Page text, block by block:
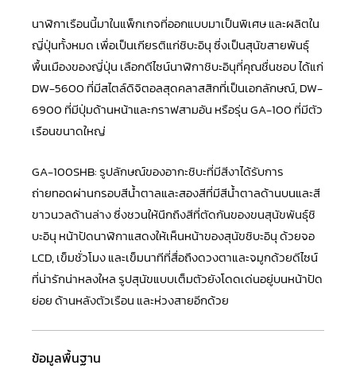
นาฬิกาเรือนนี้มาในแพ็กเกจที่ออกแบบมาเป็นพิเศษ และผลิตใน
ญี่ปุ่นทั้งหมด เพื่อเป็นเกียรติแก่ชิบะอินุ ซึ่งเป็นสุนัขสายพันธุ์
พื้นเมืองของญี่ปุ่น เลือกดีไซน์นาฬิกาชิบะอินุที่คุณชื่นชอบ ได้แก่
DW-5600 ที่มีสไตล์ดิจิตอลสุดคลาสสิกที่เป็นเอกลักษณ์, DW-
6900 ที่มีปุ่มด้านหน้าและกราฟสามอัน หรือรุ่นGA-100 ที่มีตัว
เรือนขนาดใหญ่
GA-100SHB: รูปลักษณ์ของอากะชิบะที่มีสีงาได้รับการ
ถ่ายทอดผ่านกรอบสีน้ำตาลและสองสีที่มีสีน้ำตาลด้านบนและสี
ขาวนวลด้านล่าง ซึ่งชวนให้นึกถึงสีที่ตัดกันของขนสุนัขพันธุ์ชิ
บะอินุ หน้าปัดนาฬิกาแสดงให้เห็นหน้าของสุนัขชิบะอินุ ด้วยจอ
LCD, เข็มชั่วโมง และเข็มนาทีที่สื่อถึงดวงตาและจมูกด้วยดีไซน์
ที่น่ารักน่าหลงใหล รูปสุนัขแบบเต็มตัวยังโดดเด่นอยู่บนหน้าปัด
ย่อย ด้านหลังตัวเรือน และห่วงสายอีกด้วย
ข้อมูลพื้นฐาน